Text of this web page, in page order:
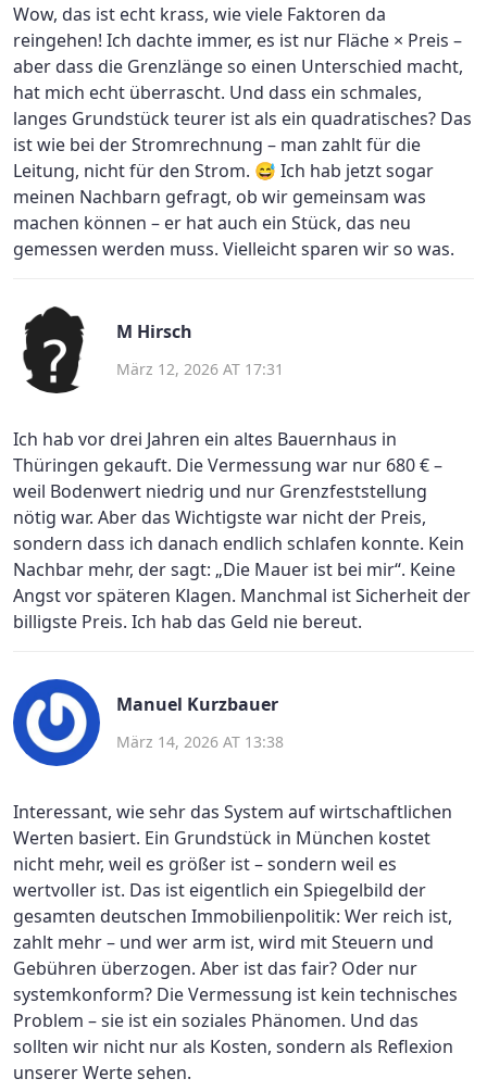
Wow, das ist echt krass, wie viele Faktoren da
reingehen! Ich dachte immer, es ist nur Fläche × Preis –
aber dass die Grenzlänge so einen Unterschied macht,
hat mich echt überrascht. Und dass ein schmales,
langes Grundstück teurer ist als ein quadratisches? Das
ist wie bei der Stromrechnung – man zahlt für die
Leitung, nicht für den Strom. 😅 Ich hab jetzt sogar
meinen Nachbarn gefragt, ob wir gemeinsam was
machen können – er hat auch ein Stück, das neu
gemessen werden muss. Vielleicht sparen wir so was.
M Hirsch
März 12, 2026 AT 17:31
Ich hab vor drei Jahren ein altes Bauernhaus in
Thüringen gekauft. Die Vermessung war nur 680 € –
weil Bodenwert niedrig und nur Grenzfeststellung
nötig war. Aber das Wichtigste war nicht der Preis,
sondern dass ich danach endlich schlafen konnte. Kein
Nachbar mehr, der sagt: „Die Mauer ist bei mir“. Keine
Angst vor späteren Klagen. Manchmal ist Sicherheit der
billigste Preis. Ich hab das Geld nie bereut.
Manuel Kurzbauer
März 14, 2026 AT 13:38
Interessant, wie sehr das System auf wirtschaftlichen
Werten basiert. Ein Grundstück in München kostet
nicht mehr, weil es größer ist – sondern weil es
wertvoller ist. Das ist eigentlich ein Spiegelbild der
gesamten deutschen Immobilienpolitik: Wer reich ist,
zahlt mehr – und wer arm ist, wird mit Steuern und
Gebühren überzogen. Aber ist das fair? Oder nur
systemkonform? Die Vermessung ist kein technisches
Problem – sie ist ein soziales Phänomen. Und das
sollten wir nicht nur als Kosten, sondern als Reflexion
unserer Werte sehen.